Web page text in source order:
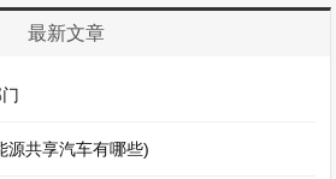
最新文章
源共享汽车有哪些)